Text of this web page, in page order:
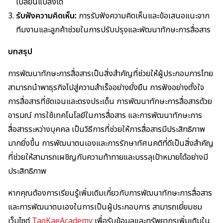
รับฟังความคิดเห็น: การรับฟังความคิดเห็นและข้อเสนอแนะจาก
ทีมงานและลูกค้าช่วยในการปรับปรุงและพัฒนาทักษะการสื่อสาร
บทสรุป
การพัฒนาทักษะการสื่อสารเป็นสิ่งสำคัญที่ช่วยให้ผู้ประกอบการไทย
สามารถนำพาธุรกิจไปสู่ความสำเร็จอย่างยั่งยืน การฟังอย่างตั้งใจ
การสื่อสารที่ชัดเจนและตรงประเด็น การพัฒนาทักษะการสื่อสารด้วย
อารมณ์ การใช้เทคโนโลยีในการสื่อสาร และการพัฒนาทักษะการ
สื่อสารระหว่างบุคคล เป็นวิธีการที่ช่วยให้การสื่อสารมีประสิทธิภาพ
มากยิ่งขึ้น การพัฒนาตนเองและการรักษาทัศนคติที่ดีเป็นสิ่งสำคัญ
ที่ช่วยให้สามารถเผชิญกับความท้าทายและบรรลุเป้าหมายได้อย่างมี
ประสิทธิภาพ
หากคุณต้องการเรียนรู้เพิ่มเติมเกี่ยวกับการพัฒนาทักษะการสื่อสาร
และการพัฒนาตนเองในการเป็นผู้ประกอบการ สามารถเยี่ยมชม